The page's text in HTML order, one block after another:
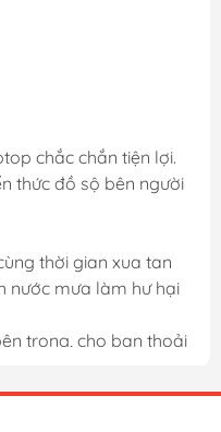
chắc chắn tiện lợi.
thức đồ sộ bên người
thời gian xua tan
nước mưa làm hư hại
trong, cho bạn thoải